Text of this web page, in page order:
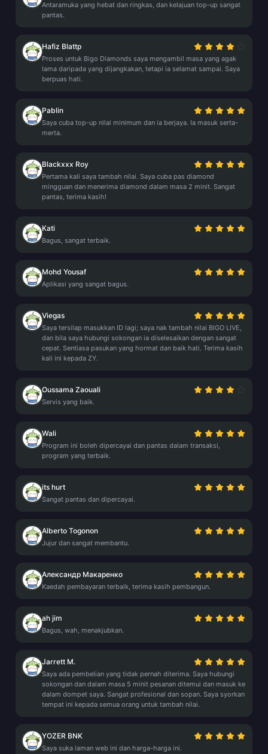
Antaramuka yang hebat dan ringkas, dan kelajuan top-up sangat
pantas.
Hafiz Blattp
Proses untuk Bigo Diamonds saya mengambil masa yang agak
lama daripada yang dijangkakan, tetapi ia selamat sampai. Saya
berpuas hati.
Pablin
Saya cuba top-up nilai minimum dan ia berjaya. Ia masuk serta-
merta.
Blackxxx Roy
Pertama kali saya tambah nilai. Saya cuba pas diamond
mingguan dan menerima diamond dalam masa 2 minit. Sangat
pantas, terima kasih!
Kati
Bagus, sangat terbaik.
Mohd Yousaf
Aplikasi yang sangat bagus.
Viegas
Saya tersilap masukkan ID lagi; saya nak tambah nilai BIGO LIVE,
dan bila saya hubungi sokongan ia diselesaikan dengan sangat
cepat. Sentiasa pasukan yang hormat dan baik hati. Terima kasih
kali ini kepada ZY.
Oussama Zaouali
Servis yang baik.
Wali
Program ini boleh dipercayai dan pantas dalam transaksi,
program yang terbaik.
its hurt
Sangat pantas dan dipercayai.
Alberto Togonon
Jujur dan sangat membantu.
Александр Макаренко
Kaedah pembayaran terbaik, terima kasih pembangun.
ah jim
Bagus, wah, menakjubkan.
Jarrett M.
Saya ada pembelian yang tidak pernah diterima. Saya hubungi
sokongan dan dalam masa 5 minit pesanan ditemui dan masuk ke
dalam dompet saya. Sangat profesional dan sopan. Saya syorkan
tempat ini kepada semua orang untuk tambah nilai.
YOZER BNK
Saya suka laman web ini dan harga-harga ini.